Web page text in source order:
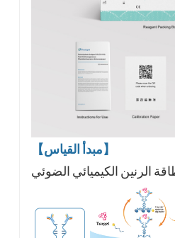
【مبدأ القياس】